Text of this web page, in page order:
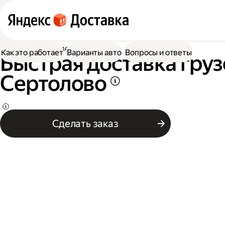
Доставка Грузоперевозки
Быстрая доставка
Сертолово
Сделать заказ
Как это работает Варианты авто Вопросы и ответы